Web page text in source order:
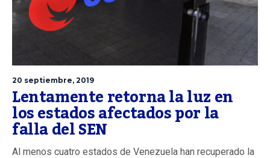
20 septiembre, 2019
Lentamente retorna la luz en
los estados afectados por la
falla del SEN
Al menos cuatro estados de Venezuela han recuperado la